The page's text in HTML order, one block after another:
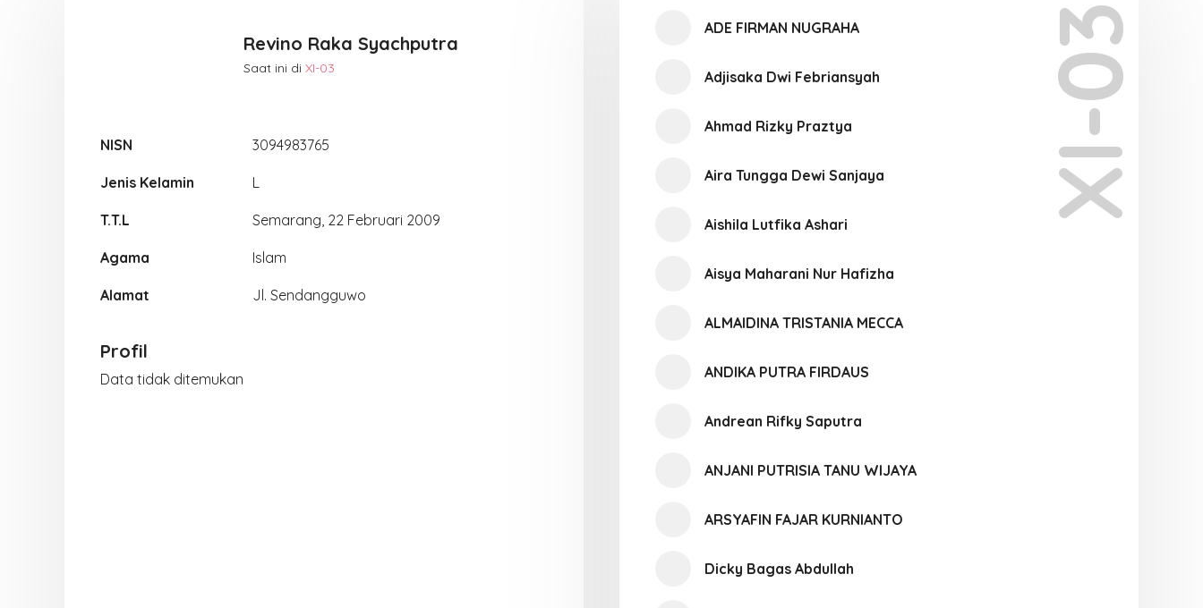
Revino Raka Syachputra
Saat ini di XI-03
NISN 3094983765
Jenis Kelamin L
T.T.L Semarang, 22 Februari 2009
Agama Islam
Alamat Jl. Sendangguwo
Profil
Data tidak ditemukan
XI-03
ADE FIRMAN NUGRAHA
Adjisaka Dwi Febriansyah
Ahmad Rizky Praztya
Aira Tungga Dewi Sanjaya
Aishila Lutfika Ashari
Aisya Maharani Nur Hafizha
ALMAIDINA TRISTANIA MECCA
ANDIKA PUTRA FIRDAUS
Andrean Rifky Saputra
ANJANI PUTRISIA TANU WIJAYA
ARSYAFIN FAJAR KURNIANTO
Dicky Bagas Abdullah